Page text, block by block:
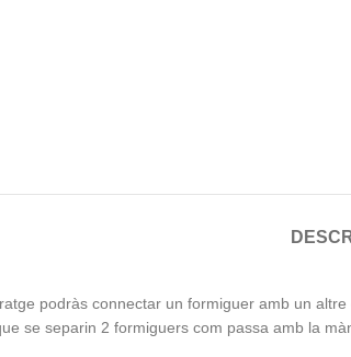
podràs connectar un formiguer amb un
se separin 2 formiguers com passa amb la